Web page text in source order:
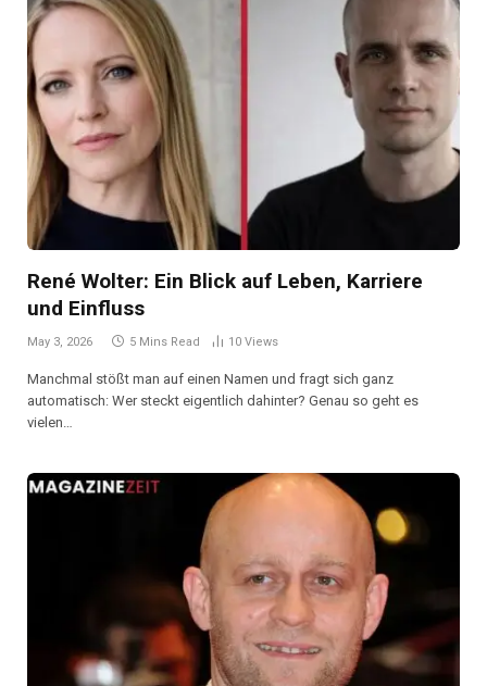
René Wolter: Ein Blick auf Leben, Karriere
und Einfluss
May 3, 2026 5 Mins Read 10 Views
Manchmal stößt man auf einen Namen und fragt sich ganz
automatisch: Wer steckt eigentlich dahinter? Genau so geht es
vielen…